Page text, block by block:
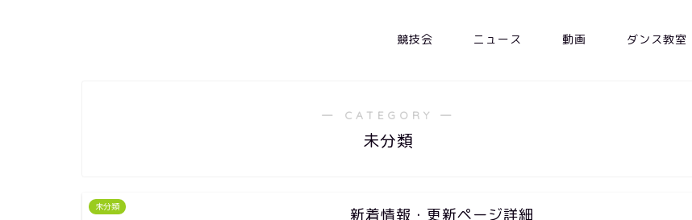
競技会 ニュース 動画 ダンス教室
― CATEGORY ―
未分類
未分類 新着情報・更新ページ詳細